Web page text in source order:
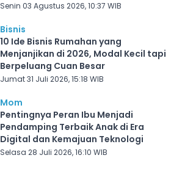
Senin 03 Agustus 2026, 10:37 WIB
Bisnis
10 Ide Bisnis Rumahan yang
Menjanjikan di 2026, Modal Kecil tapi
Berpeluang Cuan Besar
Jumat 31 Juli 2026, 15:18 WIB
Mom
Pentingnya Peran Ibu Menjadi
Pendamping Terbaik Anak di Era
Digital dan Kemajuan Teknologi
Selasa 28 Juli 2026, 16:10 WIB